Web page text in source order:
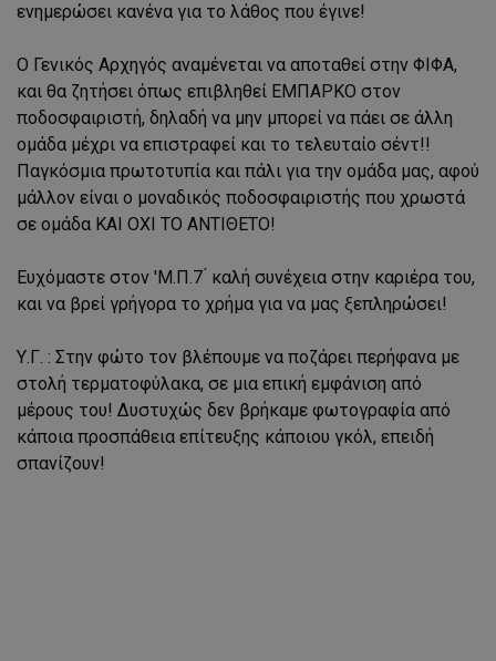
ενημερώσει κανένα για το λάθος που έγινε!
Ο Γενικός Αρχηγός αναμένεται να αποταθεί στην ΦΙΦΑ,
και θα ζητήσει όπως επιβληθεί ΕΜΠΑΡΚΟ στον
ποδοσφαιριστή, δηλαδή να μην μπορεί να πάει σε άλλη
ομάδα μέχρι να επιστραφεί και το τελευταίο σέντ!!
Παγκόσμια πρωτοτυπία και πάλι για την ομάδα μας, αφού
μάλλον είναι ο μοναδικός ποδοσφαιριστής που χρωστά
σε ομάδα ΚΑΙ ΟΧΙ ΤΟ ΑΝΤΙΘΕΤΟ!
Ευχόμαστε στον 'Μ.Π.7 ́ καλή συνέχεια στην καριέρα του,
και να βρεί γρήγορα το χρήμα για να μας ξεπληρώσει!
Υ.Γ. : Στην φώτο τον βλέπουμε να ποζάρει περήφανα με
στολή τερματοφύλακα, σε μια επική εμφάνιση από
μέρους του! Δυστυχώς δεν βρήκαμε φωτογραφία από
κάποια προσπάθεια επίτευξης κάποιου γκόλ, επειδή
σπανίζουν!